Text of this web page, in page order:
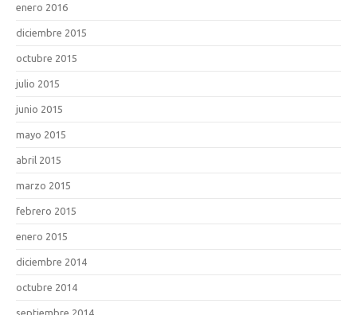
enero 2016
diciembre 2015
octubre 2015
julio 2015
junio 2015
mayo 2015
abril 2015
marzo 2015
febrero 2015
enero 2015
diciembre 2014
octubre 2014
septiembre 2014